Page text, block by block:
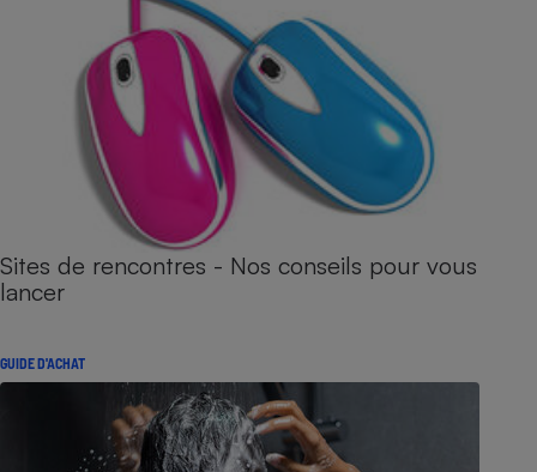
Sites de rencontres - Nos conseils pour vous
lancer
GUIDE D'ACHAT